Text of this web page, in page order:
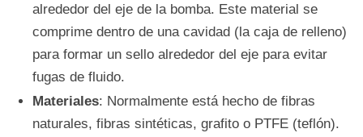
alrededor del eje de la bomba. Este material se
comprime dentro de una cavidad (la caja de relleno)
para formar un sello alrededor del eje para evitar
fugas de fluido.
Materiales: Normalmente está hecho de fibras
naturales, fibras sintéticas, grafito o PTFE (teflón).